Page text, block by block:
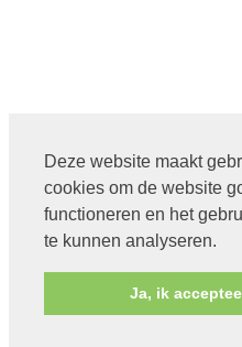
Deze website maakt
cookies om de website
functioneren en het
te kunnen analyseren.
Ja, ik